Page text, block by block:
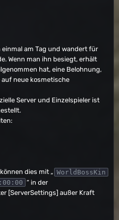
am Tag und wandert für
Wenn man ihn besiegt, erhält
hat, eine Belohnung,
neue kosmetische
Server und Einzelspieler ist
dies mit „ WorldBossKin
“ in der
[ServerSettings] außer Kraft